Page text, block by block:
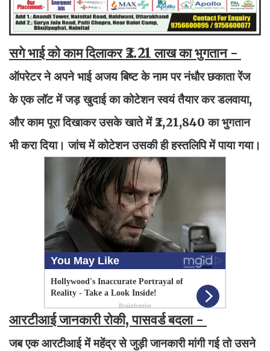
सगे भाई को काम दिलाकर ₹2.21 लाख का भुगतान -
ऑपरेटर ने अपने भाई अजय बिष्ट के नाम पर नंधौर छकाता रेंज
के एक लॉट में जड़ खुदाई का कोटेशन स्वयं तैयार कर डलवाया,
और काम पूरा दिखाकर उसके खाते में ₹2,21,840 का भुगतान
भी करा दिया। जांच में कोटेशन उसकी ही हस्तलिपि में पाया गया।
आरटीआई जानकारी रोकी, पासवर्ड बदला -
जब एक आरटीआई में महेंद्र से जुड़ी जानकारी मांगी गई तो उसने